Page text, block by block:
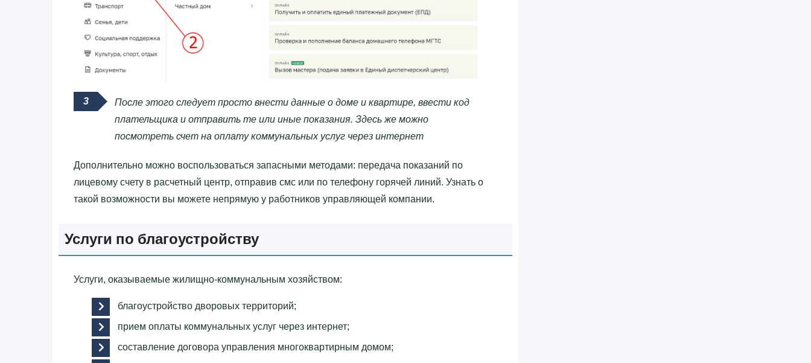
После этого следует просто внести данные о доме и квартире, ввести код
плательщика и отправить те или иные показания. Здесь же можно
посмотреть счет на оплату коммунальных услуг через интернет
Дополнительно можно воспользоваться запасными методами: передача показаний по
лицевому счету в расчетный центр, отправив смс или по телефону горячей линий. Узнать о
такой возможности вы можете непрямую у работников управляющей компании.
Услуги по благоустройству
Услуги, оказываемые жилищно-коммунальным хозяйством:
благоустройство дворовых территорий;
прием оплаты коммунальных услуг через интернет;
составление договора управления многоквартирным домом;